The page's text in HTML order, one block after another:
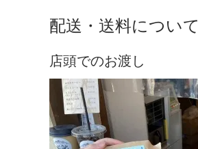
配送・送料について
店頭でのお渡し